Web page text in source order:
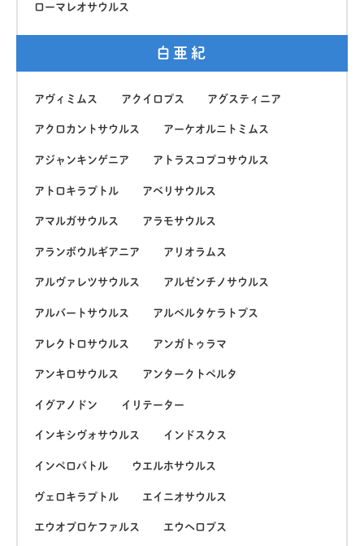
ローマレオサウルス
白亜紀
アヴィミムス アクイロプス アグスティニア
アクロカントサウルス アーケオルニトミムス
アジャンキンゲニア アトラスコプコサウルス
アトロキラプトル アベリサウルス
アマルガサウルス アラモサウルス
アランボウルギアニア アリオラムス
アルヴァレツサウルス アルゼンチノサウルス
アルバートサウルス アルベルタケラトプス
アレクトロサウルス アンガトゥラマ
アンキロサウルス アンタークトペルタ
イグアノドン イリテーター
インキシヴォサウルス インドスクス
インペロバトル ウエルホサウルス
ヴェロキラプトル エイニオサウルス
エウオプロケファルス エウヘロプス